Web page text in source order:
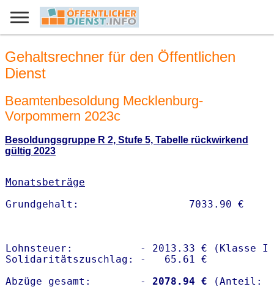
Gehaltsrechner für den Öffentlichen
Dienst
Beamtenbesoldung Mecklenburg-
Vorpommern 2023c
Besoldungsgruppe R 2, Stufe 5, Tabelle rückwirkend
gültig 2023
Monatsbeträge
Lohnsteuer:           - 2013.33 € (Klasse I)
Solidaritätszuschlag: -   65.61 €
Abzüge gesamt:        -
2078.94 €